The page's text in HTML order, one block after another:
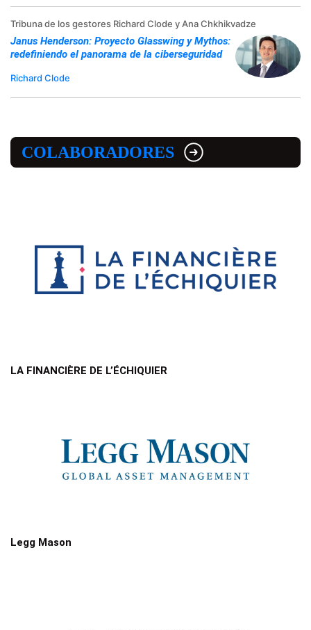
Tribuna de los gestores Richard Clode y Ana Chkhikvadze
Janus Henderson: Proyecto Glasswing y Mythos:
redefiniendo el panorama de la ciberseguridad
Richard Clode
COLABORADORES
LA FINANCIÈRE DE L’ÉCHIQUIER
Legg Mason